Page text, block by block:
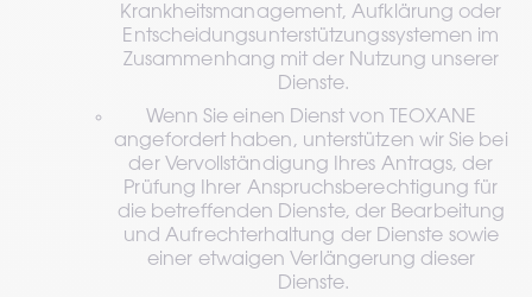
Krankheitsmanagement, Aufklärung oder
Entscheidungsunterstützungssystemen im
Zusammenhang mit der Nutzung unserer
Dienste.
Wenn Sie einen Dienst von TEOXANE
angefordert haben, unterstützen wir Sie bei
der Vervollständigung Ihres Antrags, der
Prüfung Ihrer Anspruchsberechtigung für
die betreffenden Dienste, der Bearbeitung
und Aufrechterhaltung der Dienste sowie
einer etwaigen Verlängerung dieser
Dienste.